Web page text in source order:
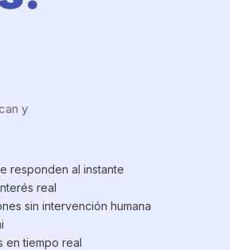
y
responden al instante
real
sin intervención humana
en tiempo real